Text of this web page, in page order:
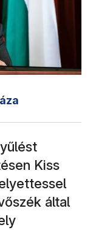
Kiss
által